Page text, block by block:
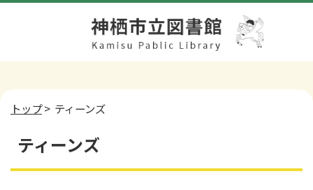
トップ> ティーンズ
ティーンズ